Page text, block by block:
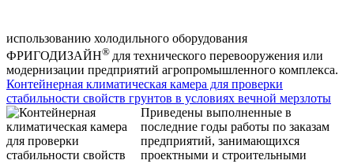
использованию холодильного оборудования
ФРИГОДИЗАЙН® для технического перевооружения или
модернизации предприятий агропромышленного комплекса.
Контейнерная климатическая камера для проверки
стабильности свойств грунтов в условиях вечной мерзлоты
Приведены выполненные в
последние годы работы по заказам
предприятий, занимающихся
проектными и строительными